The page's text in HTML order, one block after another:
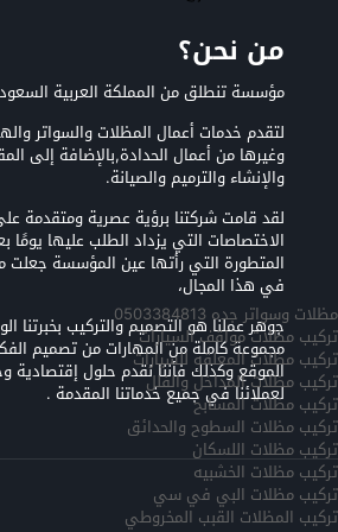
من نحن؟
مؤسسة تنطلق من المملكة العربية
لتقدم خدمات أعمال المظلات والسواتر
وغيرها من أعمال الحدادة,بالإضافة إلى
والإنشاء والترميم والصيانة.
لقد قامت شركتنا برؤية عصرية ومتقدمة
الاختصاصات التي يزداد الطلب عليها يومًا
المتطورة التي رأتها عين المؤسسة
في هذا المجال،
جوهر عملنا هو التصميم والتركيب بخبرتنا
مجموعة كاملة من المهارات من تصميم
الموقع وكذلك فأننا نقدم حلول إقتصادية
لعملائنا في جميع خدماتنا المقدمة .
مظلات وسواتر جده 0503384813
تركيب مظلات مواقف السيارات
تركيب مظلات المعلقه للسيارات
تركيب مظلات المداخل والفلل
تركيب مظلات المسابح
تركيب مظلات السطوح والحدائق
تركيب مظلات اللسكان
تركيب مظلات الخشبيه
تركيب مظلات البي في سي
تركيب المظلات القبب المخروطي